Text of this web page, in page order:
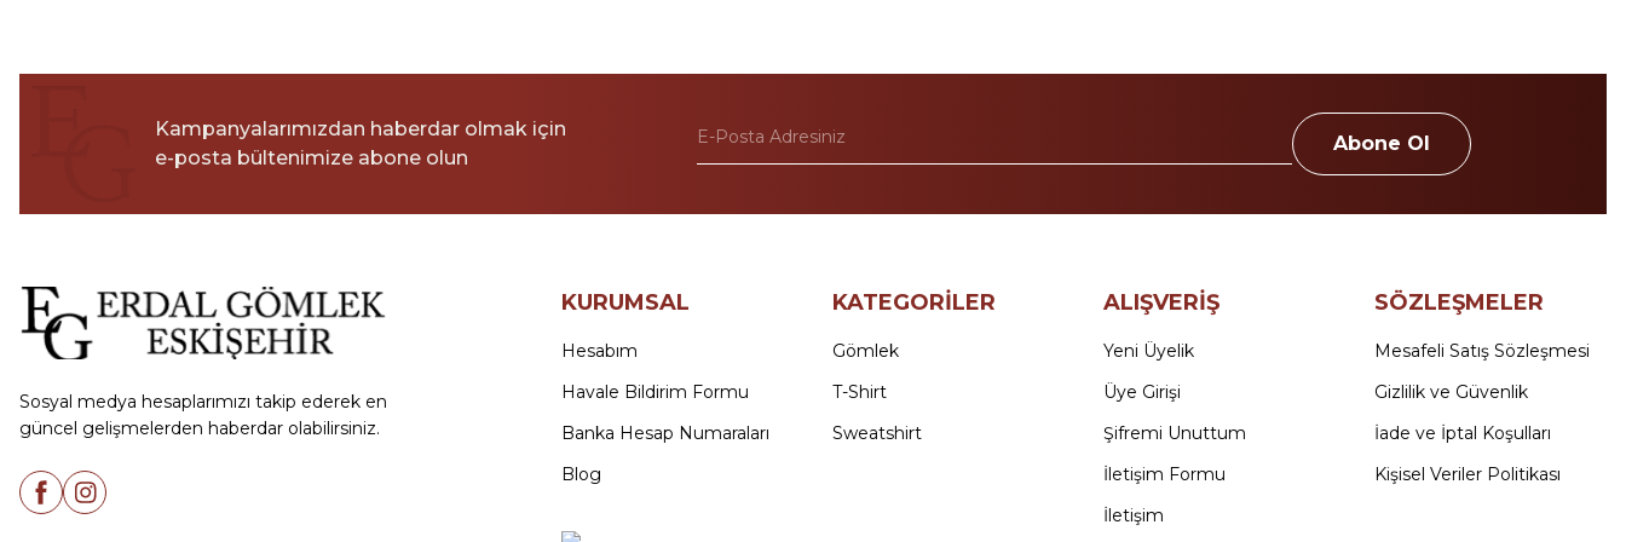
Kampanyalarımızdan haberdar olmak için
e-posta bültenimize abone olun
Abone Ol
Sosyal medya hesaplarımızı takip ederek en
güncel gelişmelerden haberdar olabilirsiniz.
KURUMSAL
Hesabım
Havale Bildirim Formu
Banka Hesap Numaraları
Blog
KATEGORİLER
Gömlek
T-Shirt
Sweatshirt
ALIŞVERİŞ
Yeni Üyelik
Üye Girişi
Şifremi Unuttum
İletişim Formu
İletişim
SÖZLEŞMELER
Mesafeli Satış Sözleşmesi
Gizlilik ve Güvenlik
İade ve İptal Koşulları
Kişisel Veriler Politikası